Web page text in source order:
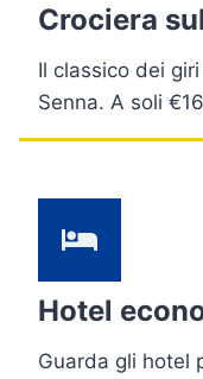
Crociera
Il classico dei
Senna. A soli
Hotel
Guarda gli hotel